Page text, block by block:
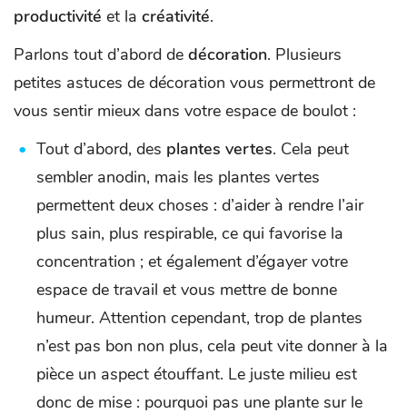
productivité et la créativité.
Parlons tout d’abord de décoration. Plusieurs
petites astuces de décoration vous permettront de
vous sentir mieux dans votre espace de boulot :
Tout d’abord, des plantes vertes. Cela peut
sembler anodin, mais les plantes vertes
permettent deux choses : d’aider à rendre l’air
plus sain, plus respirable, ce qui favorise la
concentration ; et également d’égayer votre
espace de travail et vous mettre de bonne
humeur. Attention cependant, trop de plantes
n’est pas bon non plus, cela peut vite donner à la
pièce un aspect étouffant. Le juste milieu est
donc de mise : pourquoi pas une plante sur le